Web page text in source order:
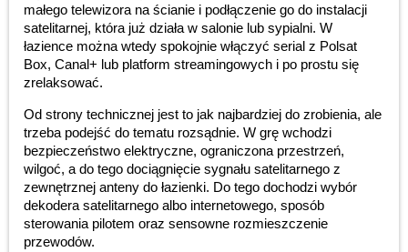
małego telewizora na ścianie i podłączenie go do instalacji
satelitarnej, która już działa w salonie lub sypialni. W
łazience można wtedy spokojnie włączyć serial z Polsat
Box, Canal+ lub platform streamingowych i po prostu się
zrelaksować.
Od strony technicznej jest to jak najbardziej do zrobienia, ale
trzeba podejść do tematu rozsądnie. W grę wchodzi
bezpieczeństwo elektryczne, ograniczona przestrzeń,
wilgoć, a do tego dociągnięcie sygnału satelitarnego z
zewnętrznej anteny do łazienki. Do tego dochodzi wybór
dekodera satelitarnego albo internetowego, sposób
sterowania pilotem oraz sensowne rozmieszczenie
przewodów.